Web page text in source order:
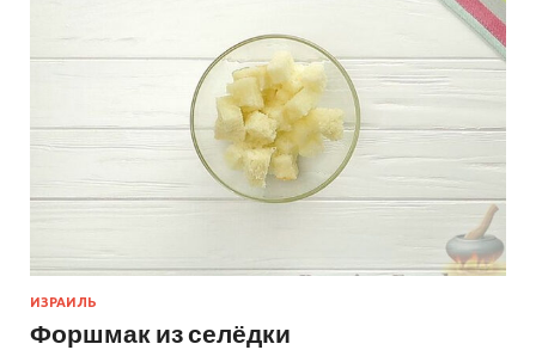
ИЗРАИЛЬ
Форшмак из селёдки